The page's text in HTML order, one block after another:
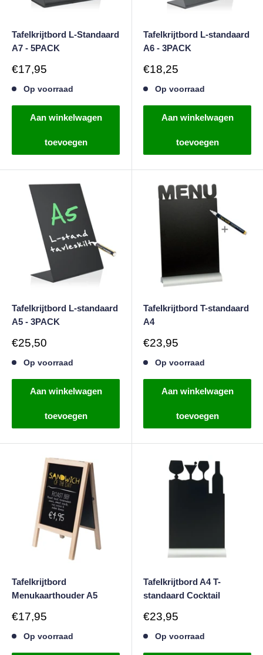
Tafelkrijtbord L-Standaard
A7 - 5PACK
Verkoopprijs
€17,95
Op voorraad
Aan winkelwagen
toevoegen
Tafelkrijtbord L-standaard
A6 - 3PACK
Verkoopprijs
€18,25
Op voorraad
Aan winkelwagen
toevoegen
Tafelkrijtbord L-standaard
A5 - 3PACK
Verkoopprijs
€25,50
Op voorraad
Aan winkelwagen
toevoegen
Tafelkrijtbord T-standaard
A4
Verkoopprijs
€23,95
Op voorraad
Aan winkelwagen
toevoegen
Tafelkrijtbord
Menukaarthouder A5
Verkoopprijs
€17,95
Op voorraad
Tafelkrijtbord A4 T-
standaard Cocktail
Verkoopprijs
€23,95
Op voorraad